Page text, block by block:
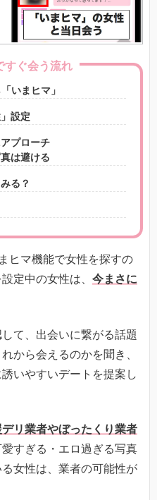
すぐ会う流れ
いまヒマ」
設定
プローチ
は避ける
る？
ヒマ機能で女性を探すの
定中の女性は、 今まさに
て、出会いに繋がる話題
から会えるのかを聞き、
いやすいデートを提案し
デリ業者やぼったくり業者
すぎる・エロ過ぎる写真
女性は、業者の可能性が